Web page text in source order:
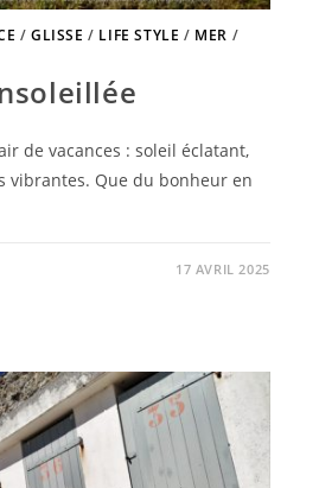
/GLISSE / LIFE STYLE / MER /
de vacances : soleil éclatant,
vibrantes. Que du bonheur en
17 AVRIL 2025